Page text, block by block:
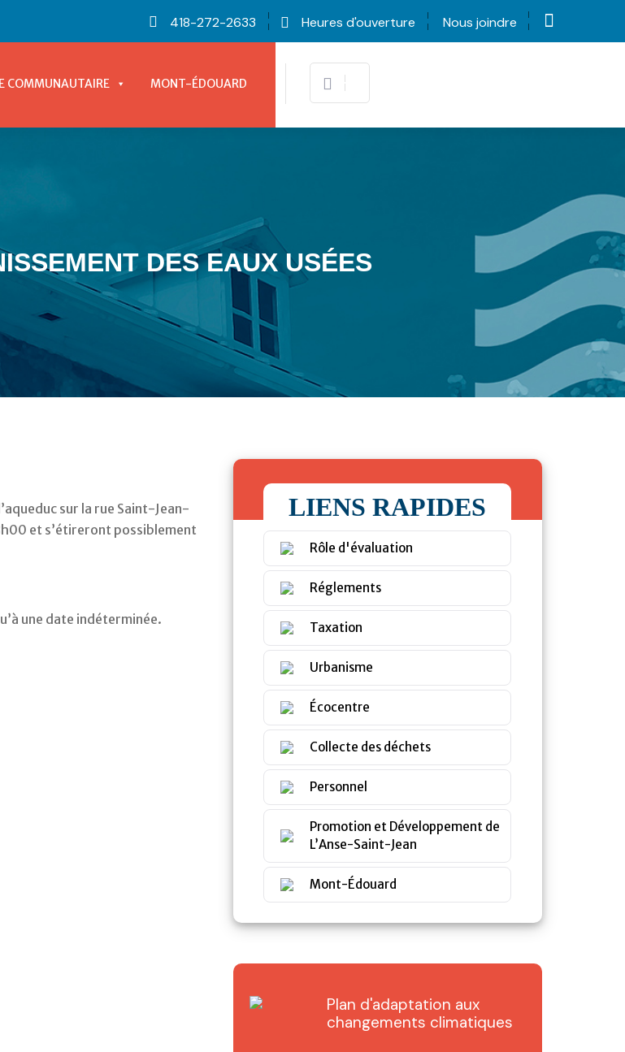
418-272-2633 Heures d'ouverture Nous joindre
COMMUNAUTAIRE MONT-ÉDOUARD
DES EAUX USÉES
sur la rue Saint-Jean-
et s’étireront possiblement
une date indéterminée.
LIENS RAPIDES
Rôle d'évaluation
Réglements
Taxation
Urbanisme
Écocentre
Collecte des déchets
Personnel
Promotion et Développement de
L’Anse-Saint-Jean
Mont-Édouard
Plan d'adaptation aux
changements climatiques